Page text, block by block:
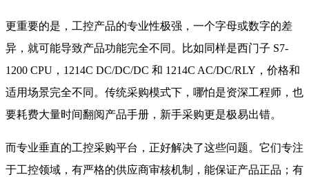
更重要的是，工控产品的专业性极强，一个字母或数字的差
异，就可能导致产品功能完全不同。比如同样是西门子 S7-
1200 CPU，1214C DC/DC/DC 和 1214C AC/DC/RLY，价格和
适用场景完全不同。传统采购模式下，哪怕是资深工程师，也
要耗费大量时间翻阅产品手册，新手采购更是极易出错。
而专业垂直的工控采购平台，正好解决了这些问题。它们专注
于工控领域，有严格的供应商审核机制，能保证产品正品；有